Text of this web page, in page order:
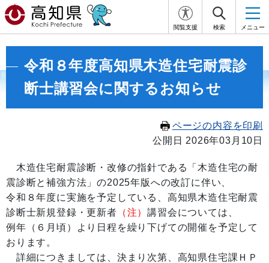
閲覧支援 検索 メニュー
令和８年度高知県木造住宅耐震診
断士講習会に関するお知らせ
ページの内容を印刷
公開日 2026年03月10日
木造住宅耐震診断・改修の指針である「木造住宅の耐
震診断と補強方法」の2025年版への改訂に伴い、
令和８年度に実施を予定している、高知県木造住宅耐震
診断士新規登録・更新者 （注）講習会については、
例年（６月頃）より日程を繰り下げての開催を予定して
おります。
詳細につきましては、決まり次第、高知県住宅課ＨＰ